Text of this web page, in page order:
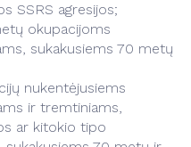
SSRS agresijos;
okupacijoms
sukakusiems 70 metų
nukentėjusiems
ir tremtiniams,
ar kitokio tipo